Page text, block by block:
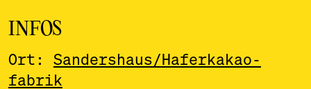
INFOS
Ort: Sandershaus/Haferkakao­
fabrik